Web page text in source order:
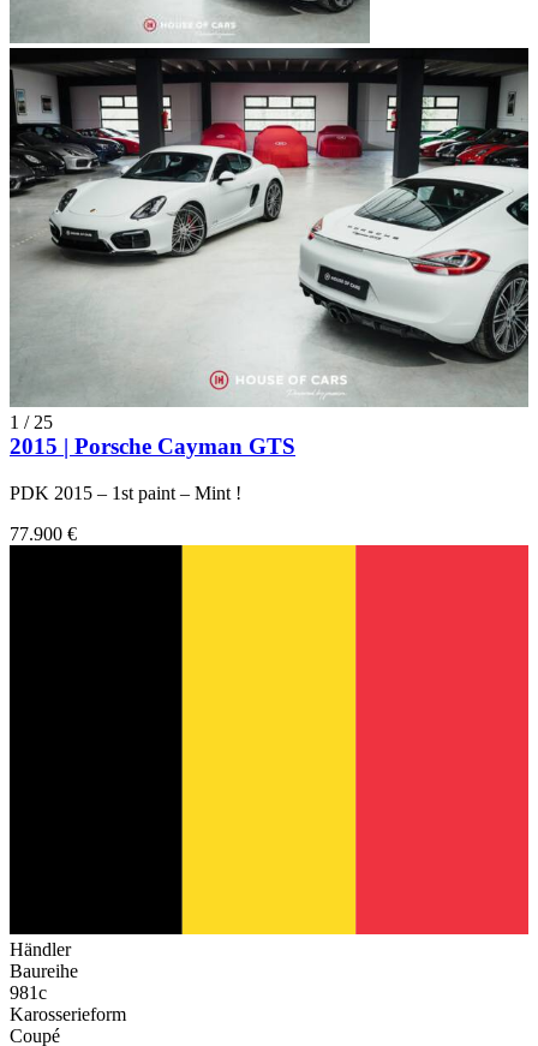
1 / 25
2015 | Porsche Cayman GTS
PDK 2015 – 1st paint – Mint !
77.900 €
Händler
Baureihe
981c
Karosserieform
Coupé